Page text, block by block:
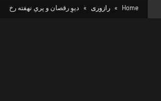
Home رازوری دیوِ رقصان و پریِ نهفته رخ